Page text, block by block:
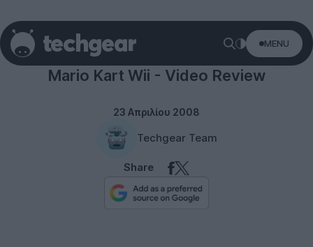
MENU
Mario Kart Wii - Video Review
23 Απριλίου 2008
Techgear Team
Share